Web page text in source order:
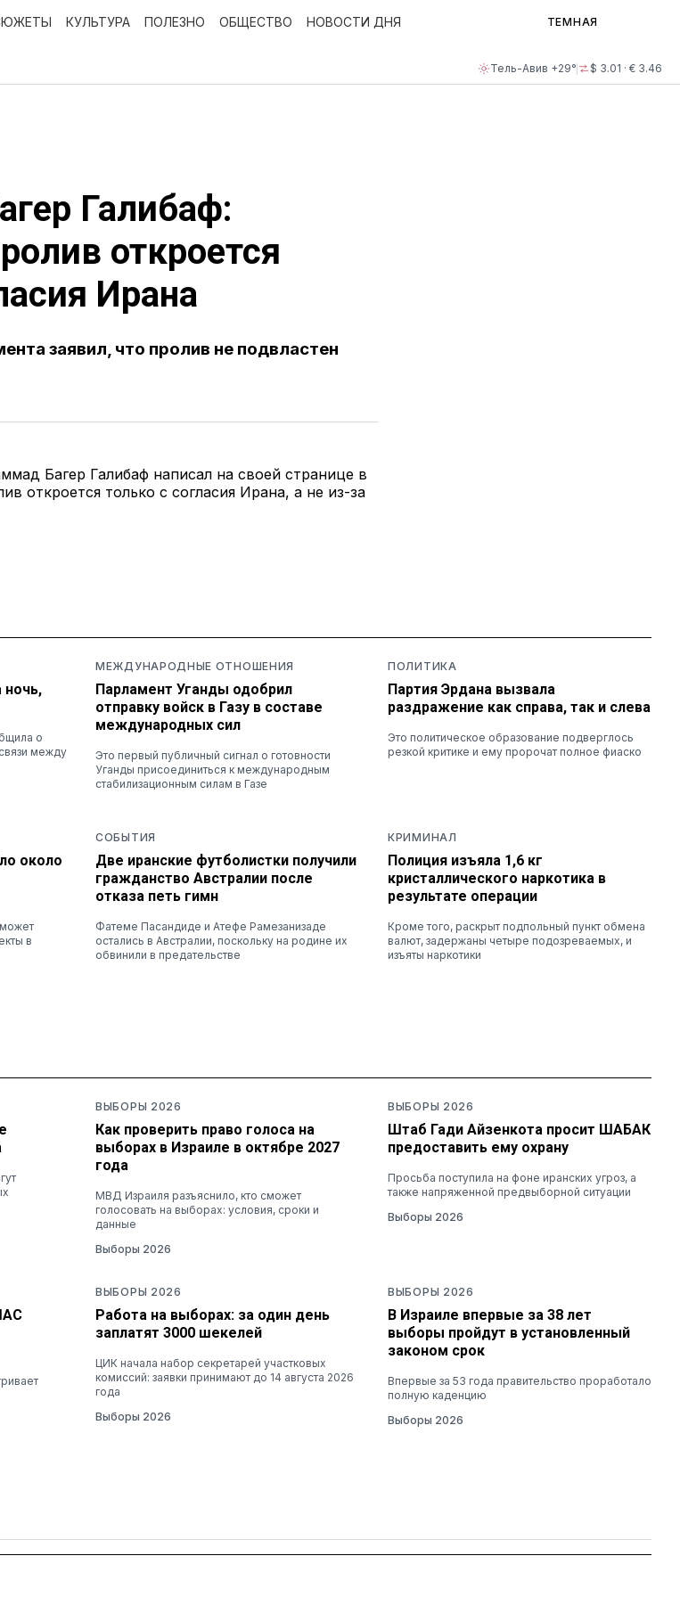
Тель-Авив +29° $ 3.01 · € 3.46
КУЛЬТУРА ПОЛЕЗНО ОБЩЕСТВО НОВОСТИ ДНЯ ТЕМНАЯ
Галибаф:
откроется
Ирана
заявил, что пролив не подвластен
Багер Галибаф написал на своей странице в
откроется только с согласия Ирана, а не из-за
ночь,
о
между
МЕЖДУНАРОДНЫЕ ОТНОШЕНИЯ
Парламент Уганды одобрил
отправку войск в Газу в составе
международных сил
Это первый публичный сигнал о готовности
Уганды присоединиться к международным
стабилизационным силам в Газе
ПОЛИТИКА
Партия Эрдана вызвала
раздражение как справа, так и слева
Это политическое образование подверглось
резкой критике и ему пророчат полное фиаско
около
может
в
СОБЫТИЯ
Две иранские футболистки получили
гражданство Австралии после
отказа петь гимн
Фатеме Пасандиде и Атефе Рамезанизаде
остались в Австралии, поскольку на родине их
обвинили в предательстве
КРИМИНАЛ
Полиция изъяла 1,6 кг
кристаллического наркотика в
результате операции
Кроме того, раскрыт подпольный пункт обмена
валют, задержаны четыре подозреваемых, и
изъяты наркотики
ВЫБОРЫ 2026
Как проверить право голоса на
выборах в Израиле в октябре 2027
года
МВД Израиля разъяснило, кто сможет
голосовать на выборах: условия, сроки и
данные
Выборы 2026
ВЫБОРЫ 2026
Штаб Гади Айзенкота просит ШАБАК
предоставить ему охрану
Просьба поступила на фоне иранских угроз, а
также напряженной предвыборной ситуации
Выборы 2026
ВЫБОРЫ 2026
Работа на выборах: за один день
заплатят 3000 шекелей
ЦИК начала набор секретарей участковых
комиссий: заявки принимают до 14 августа 2026
года
Выборы 2026
ВЫБОРЫ 2026
В Израиле впервые за 38 лет
выборы пройдут в установленный
законом срок
Впервые за 53 года правительство проработало
полную каденцию
Выборы 2026